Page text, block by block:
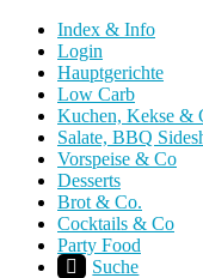
Index & Info
Login
Hauptgerichte
Low Carb
Kuchen, Kekse &
Salate, BBQ
Vorspeise & Co
Desserts
Brot & Co.
Cocktails & Co
Party Food
Suche